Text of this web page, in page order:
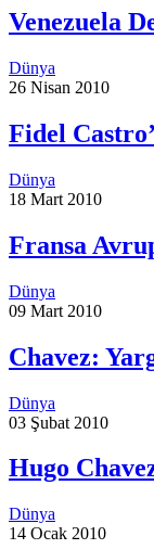
Venezuela
Dünya
26 Nisan 2010
Fidel
Dünya
18 Mart 2010
Fransa
Dünya
09 Mart 2010
Chavez:
Dünya
03 Şubat 2010
Hugo
Dünya
14 Ocak 2010